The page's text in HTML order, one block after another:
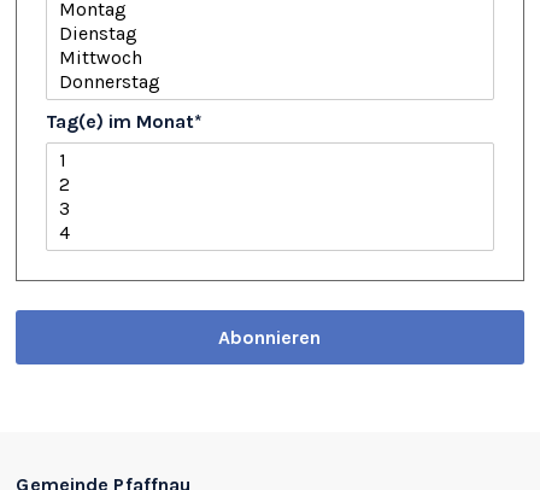
Tag(e) im Monat*
Abonnieren
Gemeinde Pfaffnau